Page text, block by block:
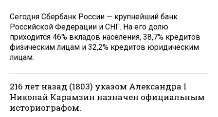
Сегодня Сбербанк России — крупнейший банк
Российской Федерации и СНГ. На его долю
приходится 46% вкладов населения, 38,7% кредитов
физическим лицам и 32,2% кредитов юридическим
лицам.
216 лет назад (1803) указом Александра I
Николай Карамзин назначен официальным
историографом.